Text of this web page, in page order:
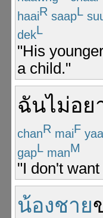
haaiR saapL
dekL
"His
a child."
ฉันไม่อย
chanR maiF
gapL manM
"I don't
น้องชาย